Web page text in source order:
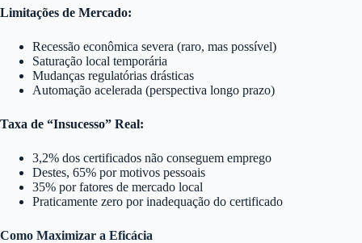
Limitações de Mercado:
Recessão econômica severa (raro, mas possível)
Saturação local temporária
Mudanças regulatórias drásticas
Automação acelerada (perspectiva longo prazo)
Taxa de “Insucesso” Real:
3,2% dos certificados não conseguem emprego
Destes, 65% por motivos pessoais
35% por fatores de mercado local
Praticamente zero por inadequação do certificado
Como Maximizar a Eficácia